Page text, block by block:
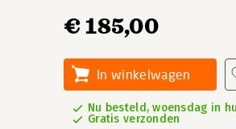
€ 185,00
In winkelwagen
Nu besteld, woensdag in
Gratis verzonden